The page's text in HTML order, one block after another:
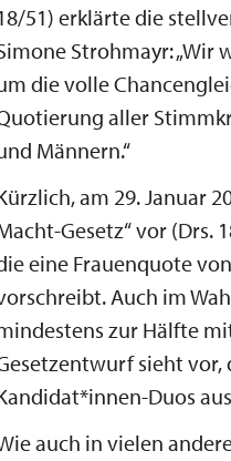
51) erklärte die
Strohmayr: „Wir
die volle
aller
Männern.“
am 29. Januar
Gesetz“ vor (Drs.
eine Frauenquote
Auch im
zur Hälfte
sieht vor,
Duos
auch in vielen